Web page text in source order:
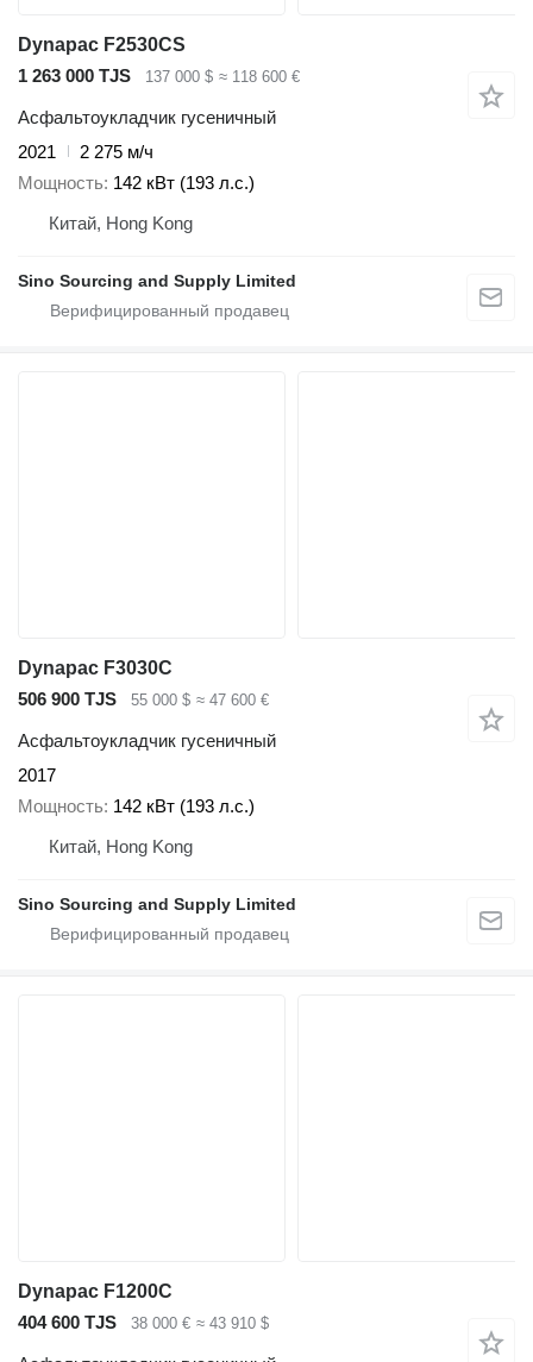
Dynapac F2530CS
1 263 000 TJS
137 000 $ ≈ 118 600 €
Асфальтоукладчик гусеничный
2021
2 275 м/ч
Мощность 142 кВт (193 л.с.)
Китай, Hong Kong
Sino Sourcing and Supply Limited
Dynapac F3030C
506 900 TJS
55 000 $ ≈ 47 600 €
Асфальтоукладчик гусеничный
2017
Мощность 142 кВт (193 л.с.)
Китай, Hong Kong
Sino Sourcing and Supply Limited
Dynapac F1200C
404 600 TJS
38 000 € ≈ 43 910 $